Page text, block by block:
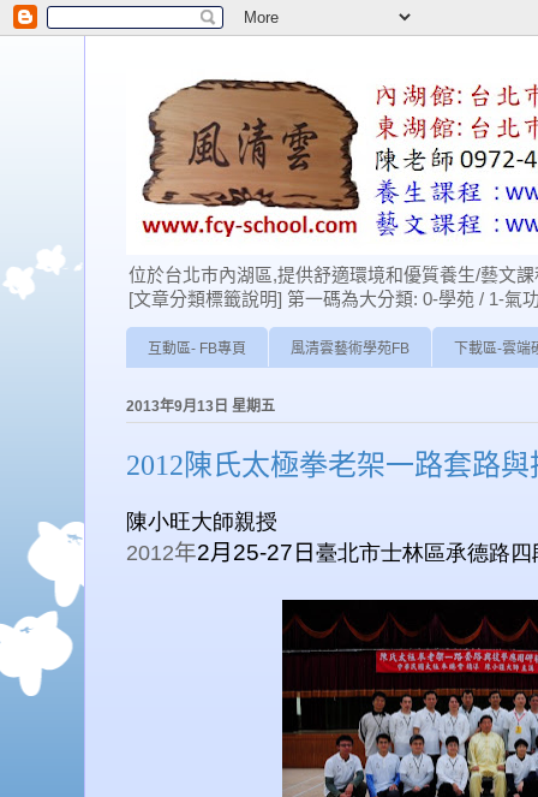
位於台北巿內湖區,提供舒適環境和優質養生/藝文
[文章分類標籤說明] 第一碼為大分類: 0-學苑 / 1-氣
互動區- FB專頁 風清雲藝術學苑FB 下載區-雲端
2013年9月13日 星期五
2012陳氏太極拳老架一路套路
陳小旺大師親授
2012年2月 25-27日臺北市士林區承德路四